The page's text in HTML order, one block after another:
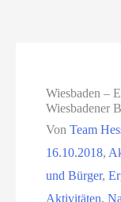
Wiesbaden –
Wiesbadener
VonTeam
16.10.2018,
und Bürger,
Aktivitäten,